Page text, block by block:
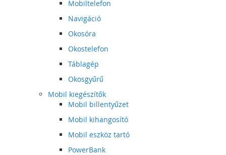
Mobiltelefon
Navigáció
Okosóra
Okostelefon
Táblagép
Okosgyűrű
Mobil kiegészítők
Mobil billentyűzet
Mobil kihangosító
Mobil eszköz tartó
PowerBank